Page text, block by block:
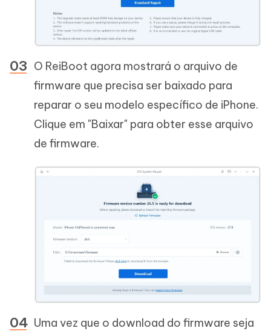
O ReiBoot agora mostrará o arquivo de
firmware que precisa ser baixado para
reparar o seu modelo específico de iPhone.
Clique em "Baixar" para obter esse arquivo
de firmware.
Uma vez que o download do firmware seja